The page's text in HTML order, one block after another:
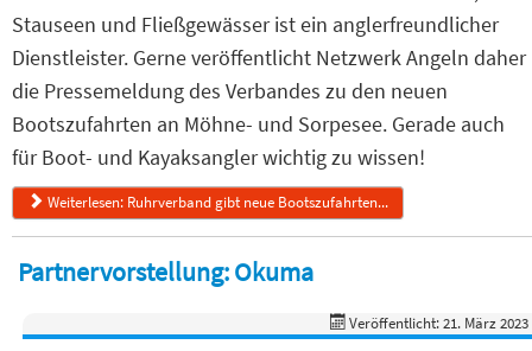
Stauseen und Fließgewässer ist ein anglerfreundlicher
Dienstleister. Gerne veröffentlicht Netzwerk Angeln daher
die Pressemeldung des Verbandes zu den neuen
Bootszufahrten an Möhne- und Sorpesee. Gerade auch
für Boot- und Kayaksangler wichtig zu wissen!
Weiterlesen: Ruhrverband gibt neue Bootszufahrten...
Partnervorstellung: Okuma
Veröffentlicht: 21. März 2023